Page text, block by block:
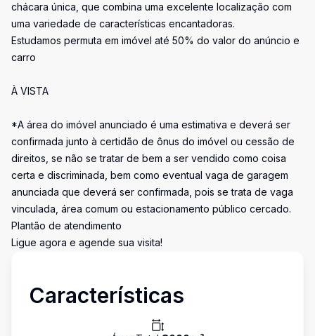
chácara única, que combina uma excelente localização com
uma variedade de características encantadoras.
Estudamos permuta em imóvel até 50% do valor do anúncio e
carro
À VISTA
*A área do imóvel anunciado é uma estimativa e deverá ser
confirmada junto à certidão de ônus do imóvel ou cessão de
direitos, se não se tratar de bem a ser vendido como coisa
certa e discriminada, bem como eventual vaga de garagem
anunciada que deverá ser confirmada, pois se trata de vaga
vinculada, área comum ou estacionamento público cercado.
Plantão de atendimento
Ligue agora e agende sua visita!
Características